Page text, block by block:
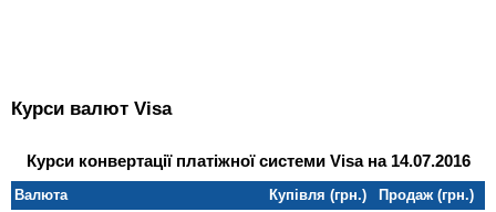
Курси валют Visa
Курси конвертації платіжної системи Visa на 14.07.2016
Валюта Купівля (грн.)
Продаж (грн.)